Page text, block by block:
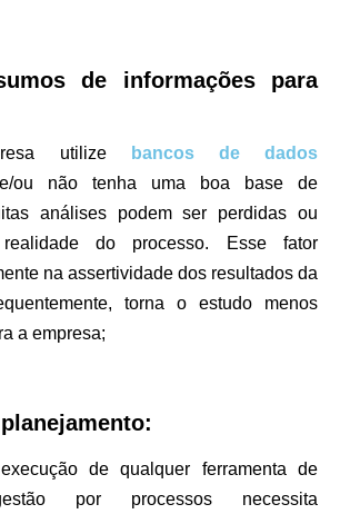
de informações para
utilizebancos de dados
e/ou não tenha uma boa base de
análises podem ser perdidas ou
do processo. Esse fator
na assertividade dos resultados da
torna o estudo menos
a empresa;
de qualquer ferramenta de
por processos necessita